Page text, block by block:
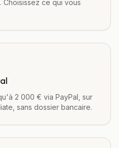
Choisissez ce qui vous
2 000 € via PayPal, sur
sans dossier bancaire.